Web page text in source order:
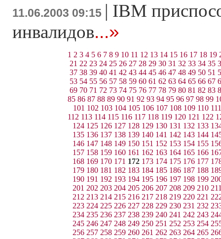
11.06.2003 09:15 | IBM
инвалидов...»
1 2 3 4 5 6 7 8 9 10 11 12 13 14 15 16 17 18 19
21 22 23 24 25 26 27 28 29 30 31 32 33 34 35
37 38 39 40 41 42 43 44 45 46 47 48 49 50 51
53 54 55 56 57 58 59 60 61 62 63 64 65 66 67
69 70 71 72 73 74 75 76 77 78 79 80 81 82 83
85 86 87 88 89 90 91 92 93 94 95 96 97 98 99
101 102 103 104 105 106 107 108 109 110 111
112 113 114 115 116 117 118 119 120 121 122
124 125 126 127 128 129 130 131 132 133
135 136 137 138 139 140 141 142 143 144
146 147 148 149 150 151 152 153 154 155
157 158 159 160 161 162 163 164 165 166
168 169 170 171 172 173 174 175 176 177
179 180 181 182 183 184 185 186 187 188
190 191 192 193 194 195 196 197 198 199
201 202 203 204 205 206 207 208 209 210
212 213 214 215 216 217 218 219 220 221
223 224 225 226 227 228 229 230 231 232
234 235 236 237 238 239 240 241 242 243
245 246 247 248 249 250 251 252 253 254
256 257 258 259 260 261 262 263 264 265